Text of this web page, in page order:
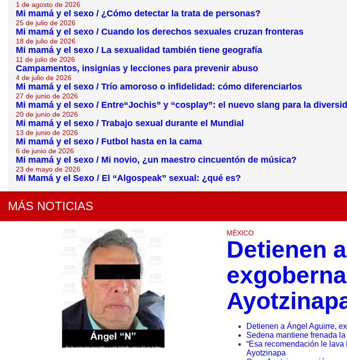
1 de agosto de 2026
Mi mamá y el sexo / ¿Cómo detectar la trata de personas?
25 de julio de 2026
Mi mamá y el sexo / Cuando los derechos sexuales cruzan fronteras
18 de julio de 2026
Mi mamá y el sexo / La sexualidad también tiene geografía
11 de julio de 2026
Campamentos, insignias y lecciones para prevenir abuso
4 de julio de 2026
Mi mamá y el sexo / Trío amoroso o infidelidad: cómo diferenciarlos
27 de junio de 2026
Mi mamá y el sexo / Entre“Jochis” y “cosplay”: el nuevo slang para la
20 de junio de 2026
Mi mamá y el sexo / Trabajo sexual durante el Mundial
13 de junio de 2026
Mi mamá y el sexo / Futbol hasta en la cama
6 de junio de 2026
Mi mamá y el sexo / Mi novio, ¿un maestro cincuentón de música?
23 de mayo de 2026
Mi Mamá y el Sexo / El “Algospeak” sexual: ¿qué es?
MÁS NOTICIAS
MÉXICO
Detienen
Detienen a Ángel Aguirre,
Sedena mantiene frenada
“Esa recomendación le
Ayotzinapa